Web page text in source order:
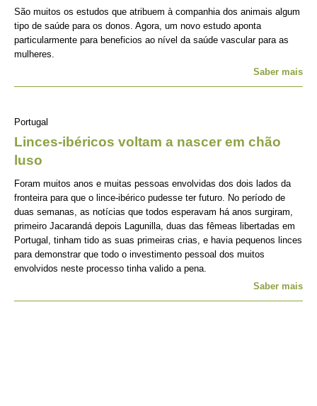
São muitos os estudos que atribuem à companhia dos animais algum
tipo de saúde para os donos. Agora, um novo estudo aponta
particularmente para beneficios ao nível da saúde vascular para as
mulheres.
Saber mais
Portugal
Linces-ibéricos voltam a nascer em chão
luso
Foram muitos anos e muitas pessoas envolvidas dos dois lados da
fronteira para que o lince-ibérico pudesse ter futuro. No período de
duas semanas, as notícias que todos esperavam há anos surgiram,
primeiro Jacarandá depois Lagunilla, duas das fêmeas libertadas em
Portugal, tinham tido as suas primeiras crias, e havia pequenos linces
para demonstrar que todo o investimento pessoal dos muitos
envolvidos neste processo tinha valido a pena.
Saber mais